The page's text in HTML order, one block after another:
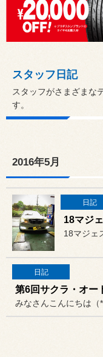
スタッフ日記
スタッフがさまざまな
す。
2016年5月
日記
18マジェ
日記
みなさんこんにちは